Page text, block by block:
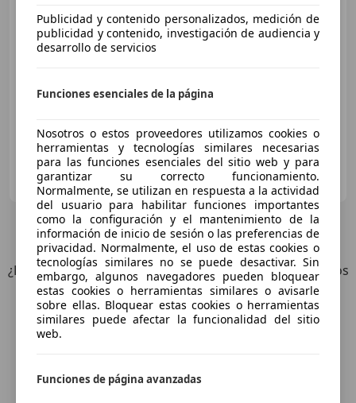
12/2023 3.778 km Gasolina
Particular
ES-26500 Calahorra
5Ofertaspara Honda NC 750
¿Desea ser informado automáticamente sobre vehículos
nuevos para su búsqueda?
Publicidad y contenido personalizados, medición de
publicidad y contenido, investigación de audiencia y
desarrollo de servicios
Funciones esenciales de la página
Nosotros o estos proveedores utilizamos cookies o
herramientas y tecnologías similares necesarias
para las funciones esenciales del sitio web y para
garantizar su correcto funcionamiento.
Normalmente, se utilizan en respuesta a la actividad
del usuario para habilitar funciones importantes
como la configuración y el mantenimiento de la
información de inicio de sesión o las preferencias de
privacidad. Normalmente, el uso de estas cookies o
tecnologías similares no se puede desactivar. Sin
embargo, algunos navegadores pueden bloquear
estas cookies o herramientas similares o avisarle
sobre ellas. Bloquear estas cookies o herramientas
similares puede afectar la funcionalidad del sitio
web.
Funciones de página avanzadas